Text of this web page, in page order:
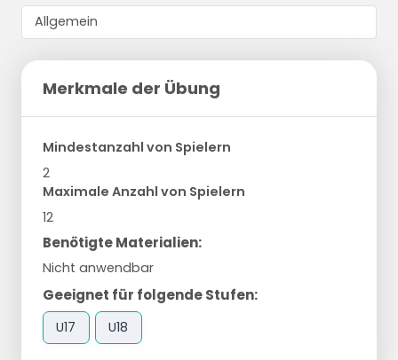
Merkmale der Übung
Mindestanzahl von Spielern
2
Maximale Anzahl von Spielern
12
Benötigte Materialien:
Nicht anwendbar
Geeignet für folgende Stufen:
U17 U18